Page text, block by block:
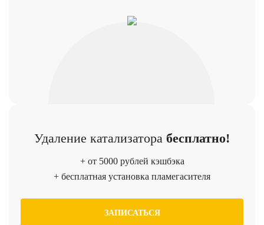
Удаление катализатора бесплатно!
+ от 5000 рублей кэшбэка
+ бесплатная установка пламегасителя
ЗАПИСАТЬСЯ